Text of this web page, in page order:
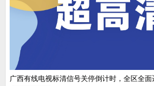
广西有线电视标清信号关停倒计时，全区全